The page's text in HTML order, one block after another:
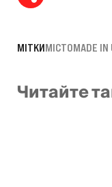
МІТКИМІСТОMADE IN
Читайте